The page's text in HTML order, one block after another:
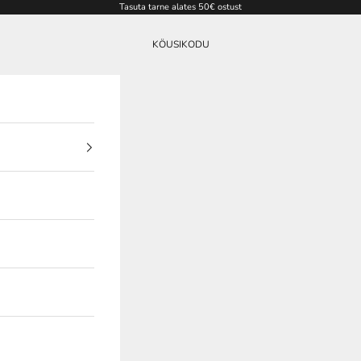
Tasuta tarne alates 50€ ostust
KÖUSIKODU